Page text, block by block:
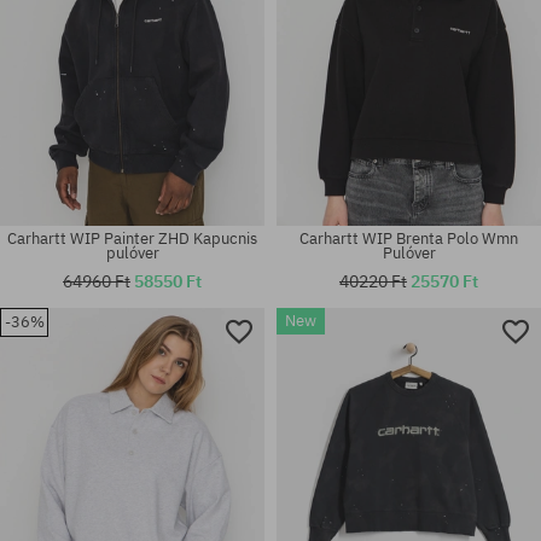
Elérhető méretek:
Elérhető méretek:
Carhartt WIP Painter ZHD Kapucnis
pulóver
64960 Ft 58550 Ft
Carhartt WIP Brenta Polo Wmn
Pulóver
40220 Ft 25570 Ft
-36% New